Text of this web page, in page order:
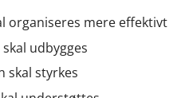
organiseres mere effektivt
udbygges
skal styrkes